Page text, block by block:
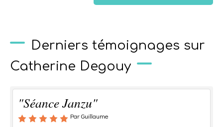
Derniers témoignages sur
Catherine Degouy
"Séance Janzu"
Par Guillaume